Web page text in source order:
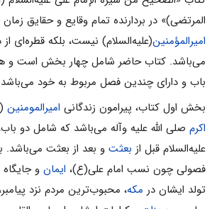
المرتضی)» در بردارنده تمام وقایع و حقایق زمان
امیرالمؤمنین(علیه‌السلام) نیست، بلکه قطره‌اى
مى‌باشد. کتاب حاضر شامل چهار بخش است و
باب و داراى چندین فصل مربوط به خود
بخش اول کتاب، پیرامون زندگانى امیرالمومنین
اکرم صلی الله علیه وآله مى‌باشد که شامل دو
علیه‌السلام قبل از بعثت و بعد از بعثت مى‌باشد.
فصولى چون نسب امام على(ع)، ایمان و
تولد ایشان در مکه، محبوب‌ترین مردم نزد